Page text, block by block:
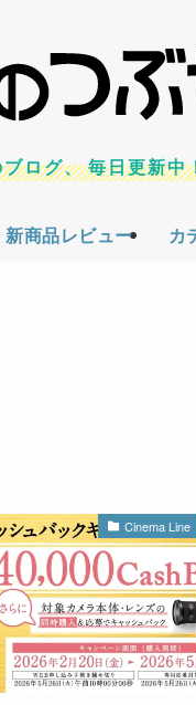
新商品レビュー カ
ログ、毎日更新中
Cinema Line